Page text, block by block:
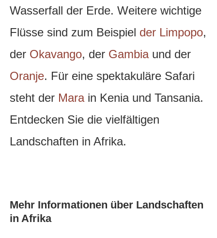
Wasserfall der Erde. Weitere wichtige
Flüsse sind zum Beispiel der Limpopo,
der Okavango, der Gambiaund der
Oranje. Für eine spektakuläre Safari
steht der Marain Kenia und Tansania.
Entdecken Sie die vielfältigen
Landschaften in Afrika.
Mehr Informationen über Landschaften
in Afrika